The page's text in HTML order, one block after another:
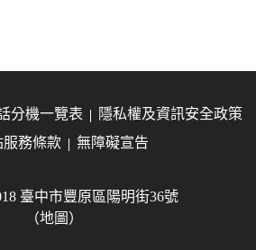
分機一覽表
隱私權及資訊安全政策
服務條款
無障礙宣告
臺中市豐原區陽明街36號
（地圖）